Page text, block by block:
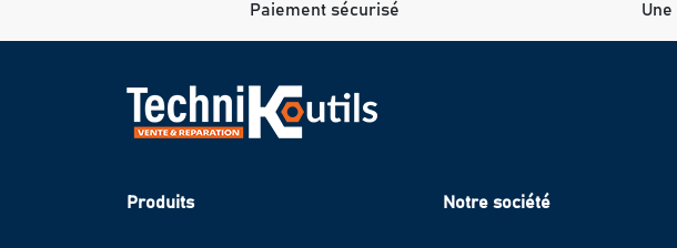
Paiement sécurisé
Produits Notre société